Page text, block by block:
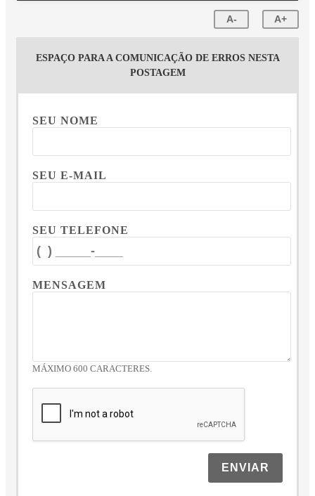
A- A+
ESPAÇO PARA A COMUNICAÇÃO DE ERROS NESTA
POSTAGEM
SEU NOME
SEU E-MAIL
SEU TELEFONE
MENSAGEM
MÁXIMO 600 CARACTERES.
ENVIAR